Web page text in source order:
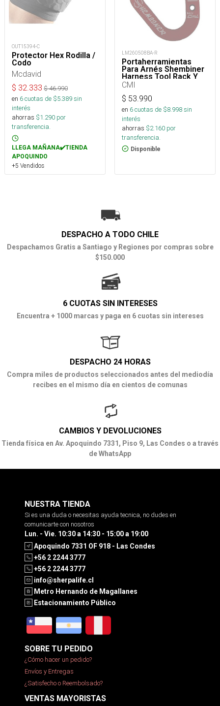
OUT15394-C
Protector Hex Rodilla /
Codo
Mcdavid
$ 32.333 $46.990
en 6cuotas de $5.389sin
interés
ahorras $1.290 por
transferencia.
LLEGA MAÑANA✔️TIENDA
APOQUINDO
+5 Vendidos
LM260508BA-R
Portaherramientas
Para Arnés Shembiner
Harness Tool Rack Y
Arborismo
CMI
$ 53.990
en 6cuotas de $8.998sin
interés
ahorras $2.160 por
transferencia.
Disponible
DESPACHO A TODO CHILE
Despachamos Gratis a Santiago y Regiones por compras sobre
$150.000
6 CUOTAS SIN INTERESES
Encuentra + 1000 marcas y paga en 6 cuotas sin intereses
DESPACHO 24 HORAS
Compra miles de productos seleccionados antes del mediodía
recibes en el mismo día en cientos de comunas
CAMBIOS Y DEVOLUCIONES
Tienda física en Av. Apoquindo 7331, Piso 9, Las Condes o a través
de WhatsApp
NUESTRA TIENDA
Si es una duda o necesitas ayuda tecnica, no dudes en
comunicarte con nosotros
Lun. - Vie. 10:30 a 14:30 - 15:00 a 19:00
Apoquindo 7331 OF 918 - Las Condes
+56 2 2244 3777
+56 2 2244 3777
info@sherpalife.cl
Metro Hernando de Magallanes
Estacionamiento Público
SOBRE TU PEDIDO
¿Cómo hacer un pedido?
Envíos y Entregas
¿Satisfecho o Reembolsado?
VENTAS MAYORISTAS